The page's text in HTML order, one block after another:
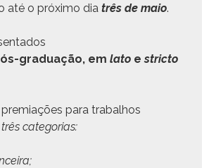
até o próx­i­mo dia três de maio.
grad­u­ação, em lato estric­to
para tra­bal­hos
três cat­e­go­rias: